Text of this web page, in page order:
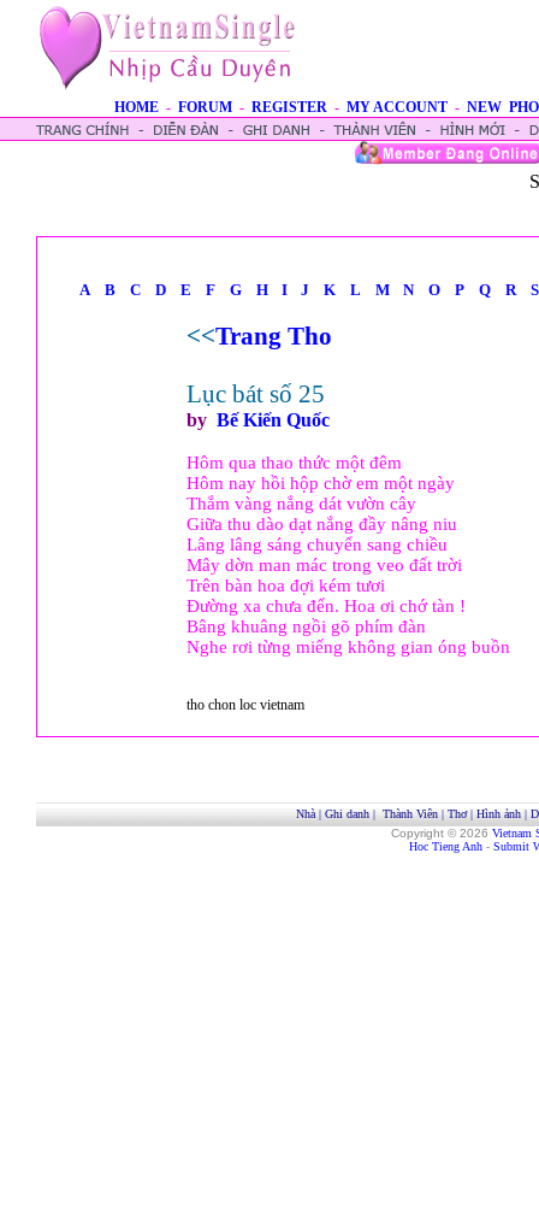
HOME - FORUM - REGISTER - MY ACCOUNT - NEW
A B C D E F G H I J K L M N O P Q R S
<<Trang Tho
Lục bát số 25
by Bế Kiến Quốc
Hôm qua thao thức một đêm
Hôm nay hồi hộp chờ em một ngày
Thắm vàng nắng dát vườn cây
Giữa thu dào dạt nắng đầy nâng niu
Lâng lâng sáng chuyển sang chiều
Mây dờn man mác trong veo đất trời
Trên bàn hoa đợi kém tươi
Đường xa chưa đến. Hoa ơi chớ tàn !
Bâng khuâng ngồi gõ phím đàn
Nghe rơi từng miếng không gian óng buồn
tho chon loc vietnam
Nhà| Ghi danh| Thành Viên| Thơ| Hình ảnh|
Copyright © 2026 Vietnam
Hoc Tieng Anh - Submit